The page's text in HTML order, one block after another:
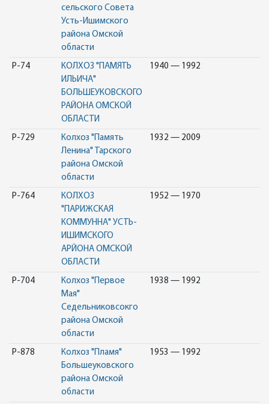
сельского Совета
Усть-Ишимского
района Омской
области
Р-74
КОЛХОЗ "ПАМЯТЬ
ИЛЬИЧА"
БОЛЬШЕУКОВСКОГО
РАЙОНА ОМСКОЙ
ОБЛАСТИ
1940 — 1992
Р-729
Колхоз "Память
Ленина" Тарского
района Омской
области
1932 — 2009
Р-764
КОЛХОЗ
"ПАРИЖСКАЯ
КОММУННА" УСТЬ-
ИШИМСКОГО
АРЙОНА ОМСКОЙ
ОБЛАСТИ
1952 — 1970
Р-704
Колхоз "Первое
Мая"
Седельниковсокго
района Омской
области
1938 — 1992
Р-878
Колхоз "Пламя"
Большеуковского
района Омской
области
1953 — 1992